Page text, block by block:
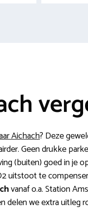
Aichach? Deze
Geen drukke
(buiten) goed in je
uitstoot te
vanaf o.a. Station
delen we extra